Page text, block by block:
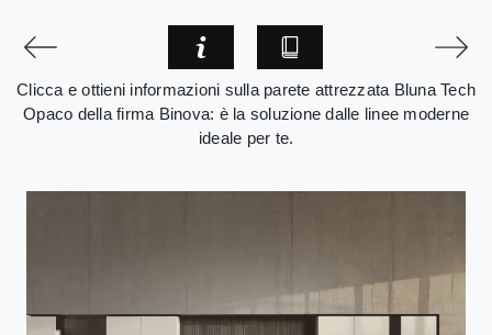
Clicca e ottieni informazioni sulla parete attrezzata Bluna Tech
Opaco della firma Binova: è la soluzione dalle linee moderne
ideale per te.